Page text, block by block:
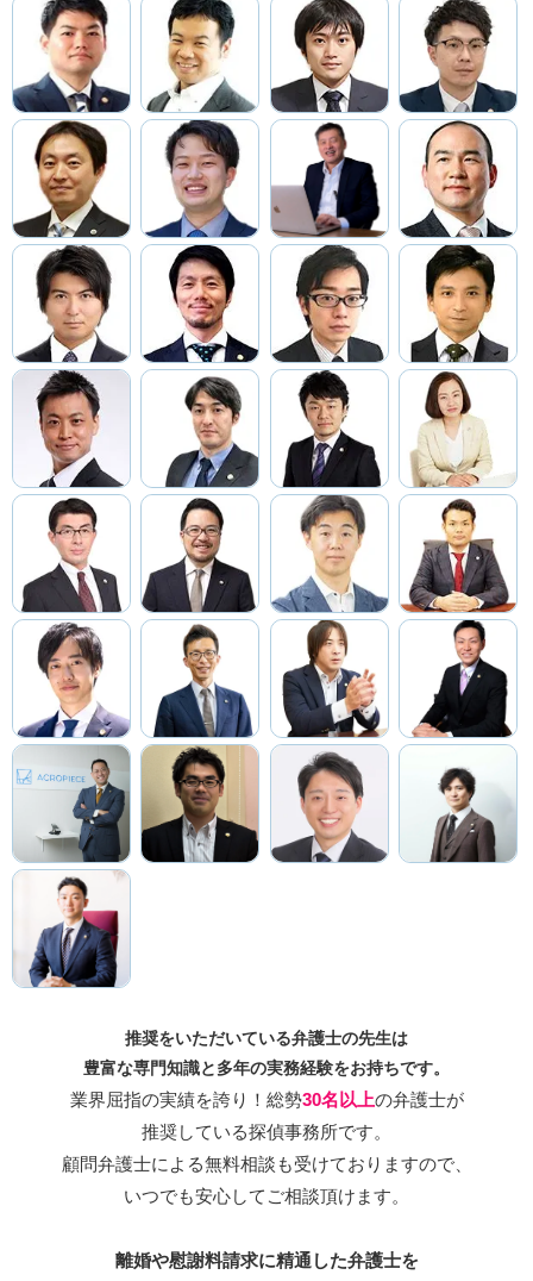
推奨をいただいている弁護士の先生は
豊富な専門知識と多年の実務経験をお持ちです。
業界屈指の実績を誇り！総勢30名以上の弁護士が
推奨している探偵事務所です。
顧問弁護士による無料相談も受けておりますので、
いつでも安心してご相談頂けます。
離婚や慰謝料請求に精通した弁護士を